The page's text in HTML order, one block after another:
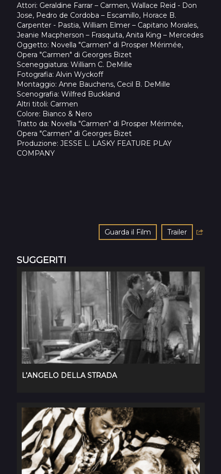
Attori: Geraldine Farrar – Carmen, Wallace Reid - Don
Jose, Pedro de Cordoba – Escamillo, Horace B.
Carpenter - Pastia, William Elmer – Capitano Morales,
Jeanie Macpherson – Frasquita, Anita King – Mercedes
Oggetto: Novella "Carmen" di Prosper Mérimée,
Opera "Carmen" di Georges Bizet
Sceneggiatura: William C. DeMille
Fotografia: Alvin Wyckoff
Montaggio: Anne Bauchens, Cecil B. DeMille
Scenografia: Wilfred Buckland
Altri titoli: Carmen
Colore: Bianco & Nero
Tratto da: Novella "Carmen" di Prosper Mérimée,
Opera "Carmen" di Georges Bizet
Produzione: JESSE L. LASKY FEATURE PLAY
COMPANY
Guarda il Film Trailer
SUGGERITI
L’ANGELO DELLA STRADA